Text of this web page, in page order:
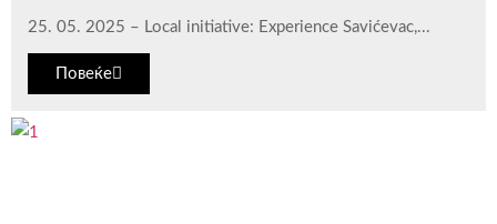
25. 05. 2025 – Local initiative: Experience Savićevac,...
Повеќе